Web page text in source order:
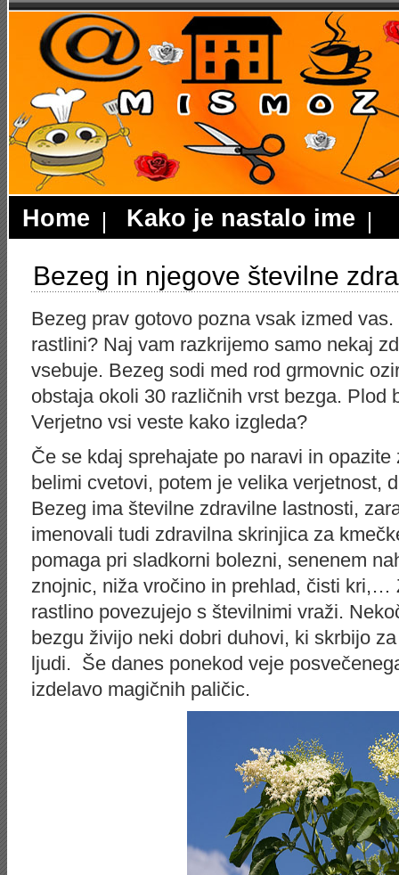
Home Kako je nastalo ime
Bezeg in njegove številne
Bezeg prav gotovo pozna vsak izmed
rastlini? Naj vam razkrijemo samo nekaj
vsebuje. Bezeg sodi med rod grmovnic
obstaja okoli 30 različnih vrst bezga. Plod
Verjetno vsi veste kako izgleda?
Če se kdaj sprehajate po naravi in
belimi cvetovi, potem je velika verjetnost,
Bezeg ima številne zdravilne lastnosti,
imenovali tudi zdravilna skrinjica za
pomaga pri sladkorni bolezni, senenem
znojnic, niža vročino in prehlad, čisti kri,…
rastlino povezujejo s številnimi vraži.
bezgu živijo neki dobri duhovi, ki skrbijo
ljudi. Še danes ponekod veje
izdelavo magičnih paličic.